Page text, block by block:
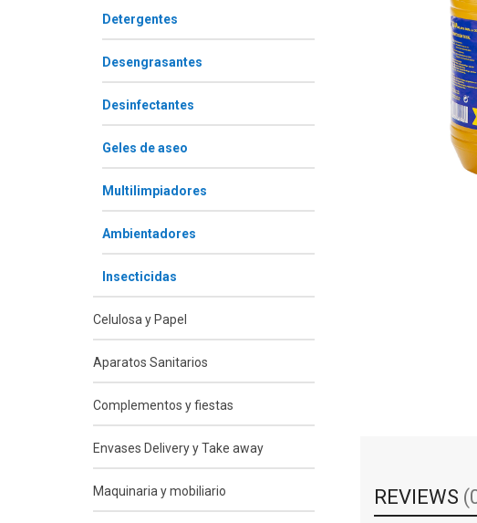
REVIEWS
Detergentes
Desengrasantes
Desinfectantes
Geles de aseo
Multilimpiadores
Ambientadores
Insecticidas
Celulosa y Papel
Aparatos Sanitarios
Complementos y fiestas
Envases Delivery y Take away
Maquinaria y mobiliario